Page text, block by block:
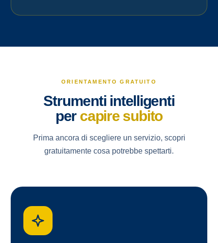
ORIENTAMENTO GRATUITO
Strumenti intelligenti
per capire subito
Prima ancora di scegliere un servizio, scopri
gratuitamente cosa potrebbe spettarti.